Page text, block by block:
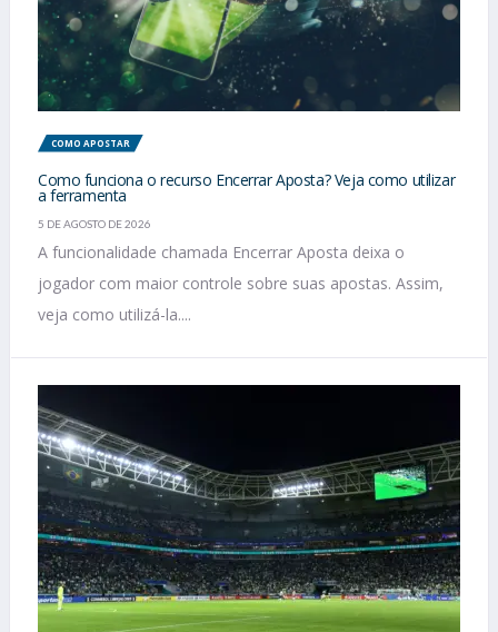
COMO APOSTAR
Como funciona o recurso Encerrar Aposta? Veja como utilizar
a ferramenta
5 DE AGOSTO DE 2026
A funcionalidade chamada Encerrar Aposta deixa o
jogador com maior controle sobre suas apostas. Assim,
veja como utilizá-la....